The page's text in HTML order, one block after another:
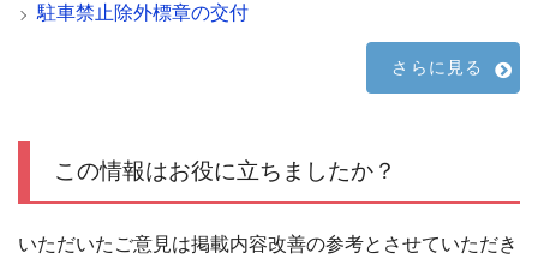
駐車禁止除外標章の交付
さらに見る
この情報はお役に立ちましたか？
いただいたご意見は掲載内容改善の参考とさせていただき